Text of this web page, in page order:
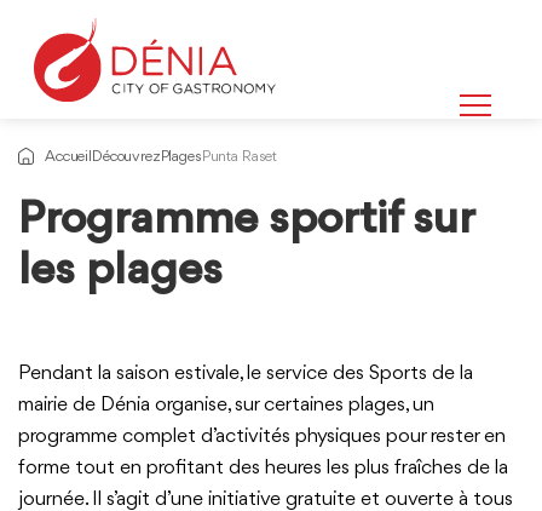
Accueil Découvrez Plages Punta Raset
Programme sportif sur
les plages
Pendant la saison estivale, le service des Sports de la
mairie de Dénia organise, sur certaines plages, un
programme complet d’activités physiques pour rester en
forme tout en profitant des heures les plus fraîches de la
journée. Il s’agit d’une initiative gratuite et ouverte à tous